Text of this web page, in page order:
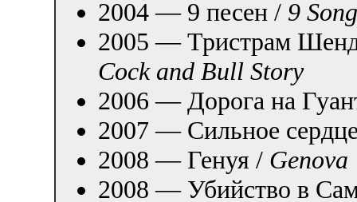
2004 — 9 песен / 9
2005 — Тристрам
Cock and Bull Story
2006 — Дорога на
2007 — Сильное
2008 — Генуя / Genova
2008 — Убийство в